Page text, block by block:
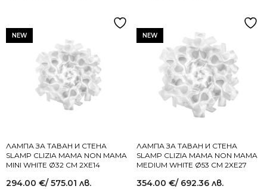
NEW
ЛАМПА ЗА ТАВАН И СТЕНА
SLAMP CLIZIA MAMA NON MAMA
MINI WHITE Ø32 СМ 2XE14
294.00 €/ 575.01 лв.
NEW
ЛАМПА ЗА ТАВАН И СТЕНА
SLAMP CLIZIA MAMA NON MAMA
MEDIUM WHITE Ø53 СМ 2XE27
354.00 €/ 692.36 лв.